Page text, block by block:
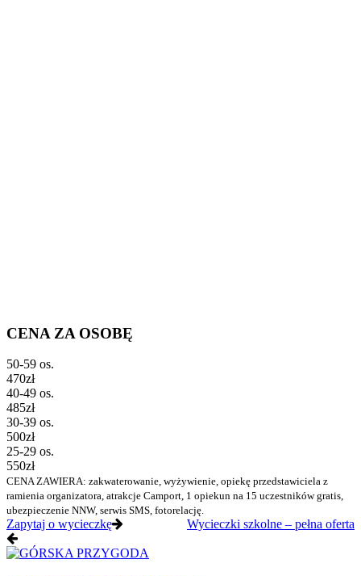
CENA ZA OSOBĘ
50-59 os.
470zł
40-49 os.
485zł
30-39 os.
500zł
25-29 os.
550zł
CENA ZAWIERA: zakwaterowanie, wyżywienie, opiekę przedstawiciela z
ramienia organizatora, atrakcje Camport, 1 opiekun na 15 uczestników gratis,
ubezpieczenie NNW, serwis SMS, fotorelację.
Zapytaj o wycieczkę Wycieczki szkolne – pełna oferta